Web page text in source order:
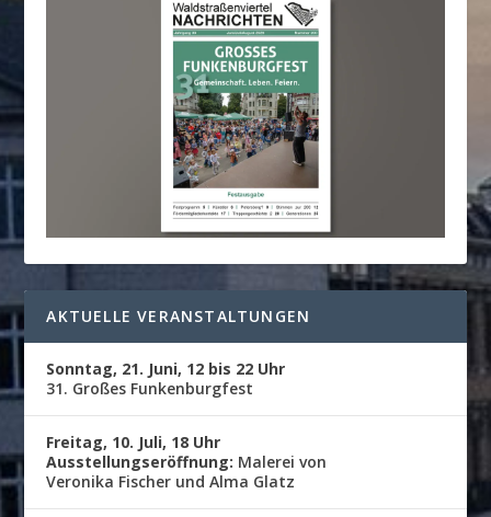
AKTUELLE VERANSTALTUNGEN
Sonntag, 21. Juni, 12 bis 22 Uhr
31. Großes Funkenburgfest
Freitag, 10. Juli, 18 Uhr
Ausstellungseröffnung: Malerei von
Veronika Fischer und Alma Glatz